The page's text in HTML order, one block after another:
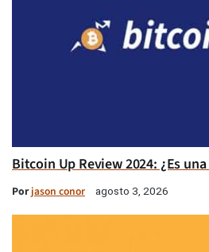
Bitcoin Up Review 2024: ¿Es
Porjason conor agosto 3, 2026